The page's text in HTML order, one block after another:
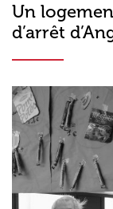
Un
d’arrêt